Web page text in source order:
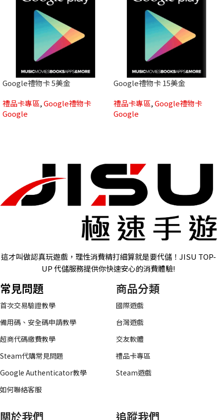
Google禮物卡 5美金
禮品卡專區,Google禮物卡
Google
Google禮物卡 15美金
禮品卡專區,Google禮物卡
Google
這才叫做認真玩遊戲，理性消費精打細算就是要代儲！JISU TOP-
UP 代儲服務提供你快速安心的消費體驗!
常見問題
首次交易驗證教學
備用碼、安全碼申請教學
超商代碼繳費教學
Steam代購常見問題
Google Authenticator教學
如何聯絡客服
商品分類
國際遊戲
台灣遊戲
交友軟體
禮品卡專區
Steam遊戲
關於我們 追蹤我們